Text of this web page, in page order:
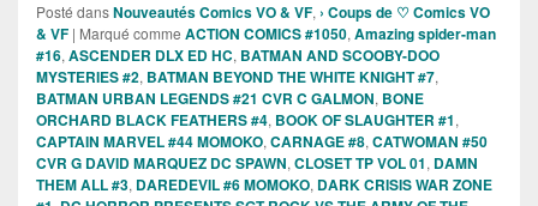
Posté dansNouveautés Comics VO & VF, › Coups de ♡ Comics VO
& VF | Marqué comme ACTION COMICS #1050,Amazing spider-man
#16,ASCENDER DLX ED HC, BATMAN AND SCOOBY-DOO
MYSTERIES #2, BATMAN BEYOND THE WHITE KNIGHT #7,
BATMAN URBAN LEGENDS #21 CVR C GALMON, BONE
ORCHARD BLACK FEATHERS #4, BOOK OF SLAUGHTER #1,
CAPTAIN MARVEL #44 MOMOKO,CARNAGE #8,CATWOMAN #50
CVR G DAVID MARQUEZ DC SPAWN,CLOSET TP VOL 01, DAMN
THEM ALL #3, DAREDEVIL #6 MOMOKO, DARK CRISIS WAR ZONE